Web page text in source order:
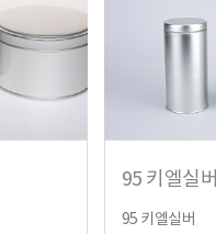
95 키엘실버
95 키엘실버